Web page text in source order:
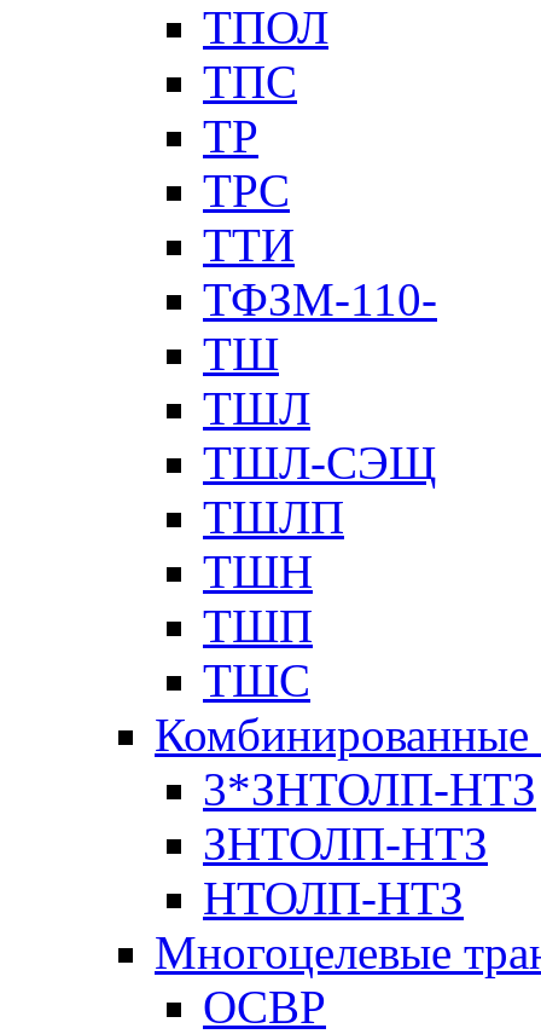
ТПОЛ
ТПС
ТР
ТРС
ТТИ
ТФЗМ-110-
ТШ
ТШЛ
ТШЛ-СЭЩ
ТШЛП
ТШН
ТШП
ТШС
Комбинированные
3*ЗНТОЛП-НТЗ
ЗНТОЛП-НТЗ
НТОЛП-НТЗ
Многоцелевые
ОСВР